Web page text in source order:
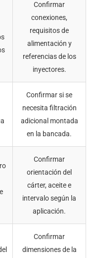
Confirmar
conexiones,
requisitos de
alimentación y
referencias de los
inyectores.
Confirmar si se
necesita filtración
adicional montada
en la bancada.
Confirmar
orientación del
cárter, aceite e
intervalo según la
aplicación.
Confirmar
dimensiones de la